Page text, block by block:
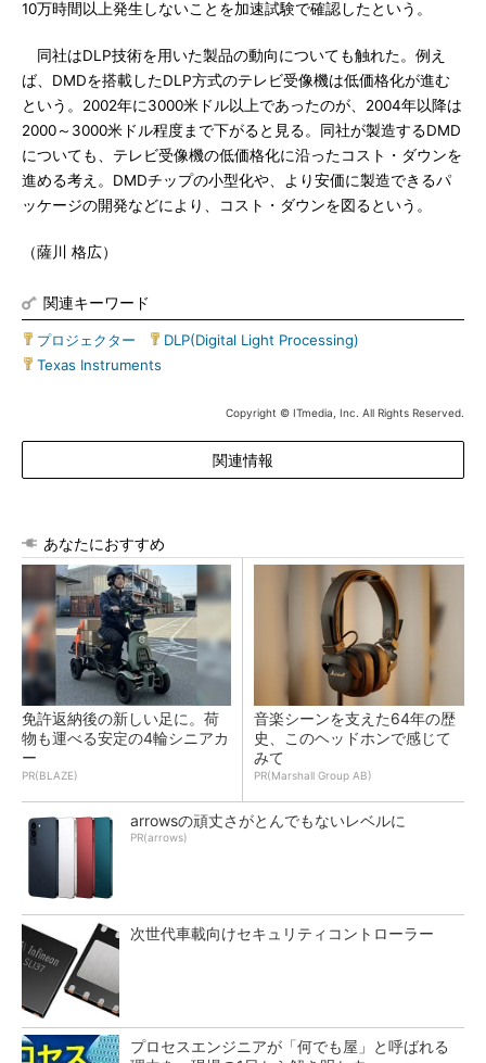
10万時間以上発生しないことを加速試験で確認したという。
同社はDLP技術を用いた製品の動向についても触れた。例え
ば、DMDを搭載したDLP方式のテレビ受像機は低価格化が進む
という。2002年に3000米ドル以上であったのが、2004年以降は
2000～3000米ドル程度まで下がると見る。同社が製造するDMD
についても、テレビ受像機の低価格化に沿ったコスト・ダウンを
進める考え。DMDチップの小型化や、より安価に製造できるパ
ッケージの開発などにより、コスト・ダウンを図るという。
（薩川 格広）
関連キーワード
プロジェクター DLP(Digital Light Processing)
Texas Instruments
Copyright © ITmedia, Inc. All Rights Reserved.
関連情報
あなたにおすすめ
免許返納後の新しい足に。荷
物も運べる安定の4輪シニアカ
ー
PR(BLAZE)
音楽シーンを支えた64年の歴
史、このヘッドホンで感じて
みて
PR(Marshall Group AB)
arrowsの頑丈さがとんでもないレベルに
PR(arrows)
次世代車載向けセキュリティコントローラー
プロセスエンジニアが「何でも屋」と呼ばれる